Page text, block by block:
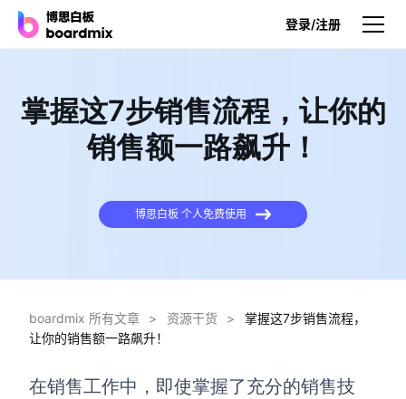
登录/注册
产品
博思白板
博思白板SDK
博思白板离线版
掌握这7步销售流程，让你的
销售额一路飙升！
博思白板 个人免费使用
boardmix 所有文章 > 资源干货 >
掌握这7步销售流程，
让你的销售额一路飙升！
在销售工作中，即使掌握了充分的销售技